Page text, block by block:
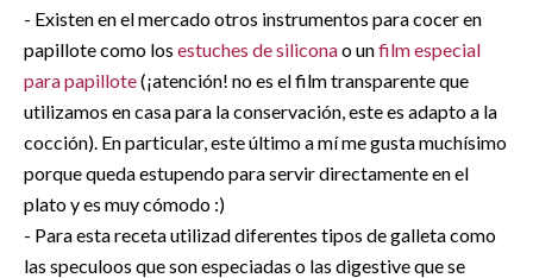
- Existen en el mercado otros instrumentos para cocer en
papillote como los estuches de siliconao unfilm especial
para papillote(¡atención! no es el film transparente que
utilizamos en casa para la conservación, este es adapto a la
cocción). En particular, este último a mí me gusta muchísimo
porque queda estupendo para servir directamente en el
plato y es muy cómodo :)
- Para esta receta utilizad diferentes tipos de galleta como
las speculoos que son especiadas o las digestive que se